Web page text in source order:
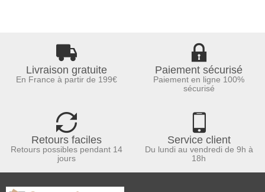
Livraison gratuite
En France à partir de 199€
Paiement sécurisé
Paiement en ligne 100%
sécurisé
Retours faciles
Retours possibles pendant 14
jours
Service client
Du lundi au vendredi de 9h à
18h